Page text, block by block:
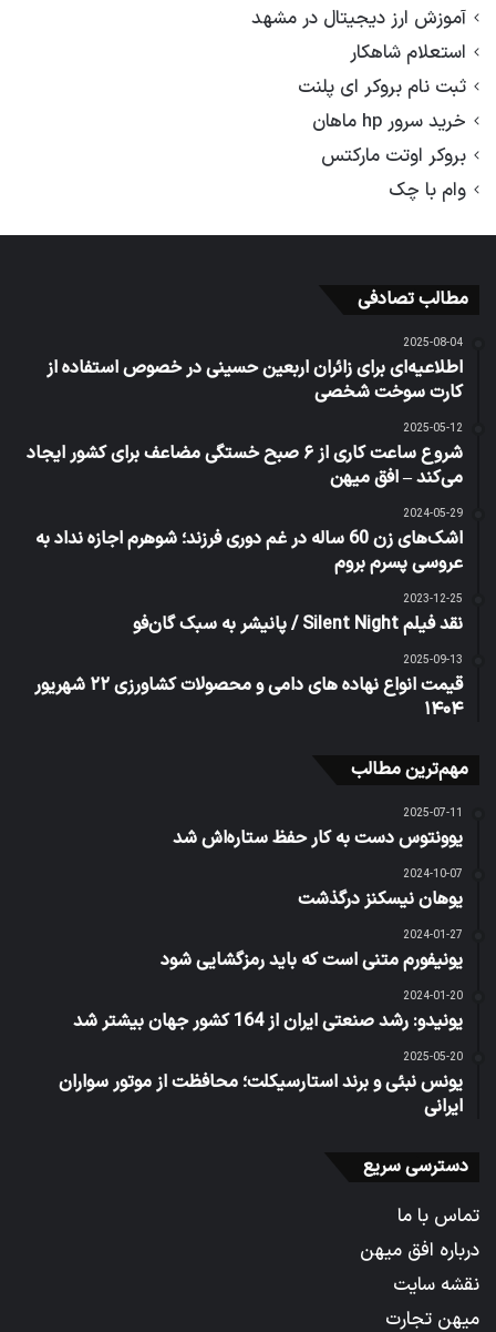
آموزش ارز دیجیتال در مشهد
استعلام شاهکار
ثبت نام بروکر ای پلنت
خرید سرور hp ماهان
بروکر اوتت مارکتس
وام با چک
مطالب تصادفی
2025-08-04
اطلاعیه‌ای برای زائران اربعین حسینی در خصوص استفاده از
کارت سوخت شخصی
2025-05-12
شروع ساعت کاری از ۶ صبح خستگی مضاعف برای کشور ایجاد
می‌کند – افق میهن
2024-05-29
اشک‌های زن 60 ساله در غم دوری فرزند؛ شوهرم اجازه نداد به
عروسی پسرم بروم
2023-12-25
نقد فیلم Silent Night / پانیشر به سبک گان‌فو
2025-09-13
قیمت انواع نهاده های دامی و محصولات کشاورزی ۲۲ شهریور
۱۴۰۴
مهم‌ترین مطالب
2025-07-11
یوونتوس دست به کار حفظ ستاره‌اش شد
2024-10-07
یوهان نیسکنز درگذشت
2024-01-27
یونیفورم متنی است که باید رمزگشایی شود
2024-01-20
یونیدو: رشد صنعتی ایران از 164 کشور جهان بیشتر شد
2025-05-20
یونس نبئی و برند استارسیکلت؛ محافظت از موتور سواران
ایرانی
دسترسی سریع
تماس با ما
درباره افق میهن
نقشه سایت
میهن تجارت